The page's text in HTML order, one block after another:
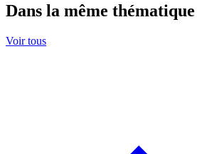
Dans la même thématique
Voir tous